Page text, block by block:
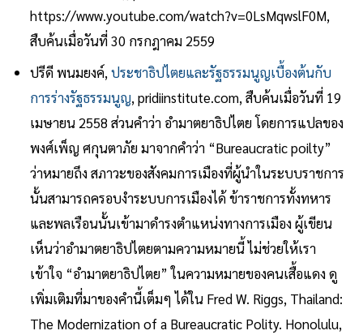
https://www.youtube.com/watch?v=0LsMqwslF0M,
สืบค้นเมื่อวันที่ 30 กรกฎาคม 2559
ปรีดี พนมยงค์, ประชาธิปไตยและรัฐธรรมนูญเบื้องต้นกับ
การร่างรัฐธรรมนูญ, pridiinstitute.com, สืบค้นเมื่อวันที่ 19
เมษายน 2558 ส่วนคำว่า อำมาตยาธิปไตย โดยการแปลของ
พงศ์เพ็ญ ศกุนตาภัย มาจากคำว่า “Bureaucratic poilty”
ว่าหมายถึง สภาวะของสังคมการเมืองที่ผู้นำในระบบราชการ
นั้นสามารถครอบงำระบบการเมืองได้ ข้าราชการทั้งทหาร
และพลเรือนนั้นเข้ามาดำรงตำแหน่งทางการเมือง ผู้เขียน
เห็นว่าอำมาตยาธิปไตยตามความหมายนี้ ไม่ช่วยให้เรา
เข้าใจ “อำมาตยาธิปไตย” ในความหมายของคนเสื้อแดง ดู
เพิ่มเติมที่มาของคำนี้เต็มๆ ได้ใน Fred W. Riggs, Thailand:
The Modernization of a Bureaucratic Polity. Honolulu,